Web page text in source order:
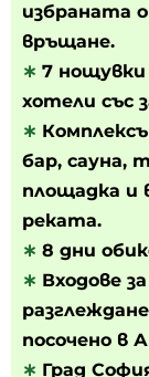
избраната
връщане.
∗ 7 нощувки
хотели със
∗
бар, сауна,
площадка и
реката.
∗ 8 дни
∗ Входове
посочено в
∗ Град